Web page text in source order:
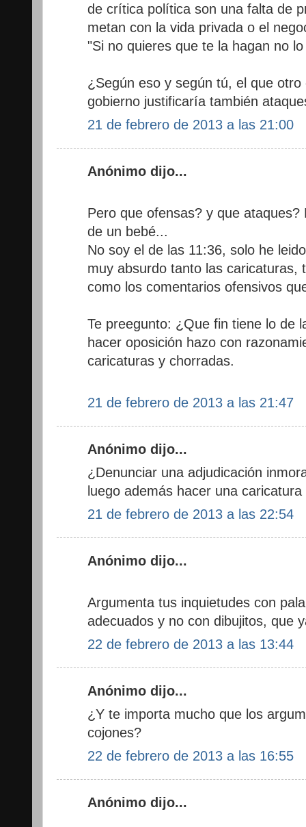
de crítica política son una falta de
metan con la vida privada o el
"Si no quieres que te la hagan no
¿Según eso y según tú, el que
gobierno justificaría también
21 de febrero de 2013 a las 21:00
Anónimo dijo...
Pero que ofensas? y que
de un bebé...
No soy el de las 11:36, solo he
muy absurdo tanto las caricaturas,
como los comentarios ofensivos
Te preegunto: ¿Que fin tiene lo de
hacer oposición hazo con
caricaturas y chorradas.
21 de febrero de 2013 a las 21:47
Anónimo dijo...
¿Denunciar una adjudicación
luego además hacer una
21 de febrero de 2013 a las 22:54
Anónimo dijo...
Argumenta tus inquietudes con
adecuados y no con dibujitos, que
22 de febrero de 2013 a las 13:44
Anónimo dijo...
¿Y te importa mucho que los
cojones?
22 de febrero de 2013 a las 16:55
Anónimo dijo...